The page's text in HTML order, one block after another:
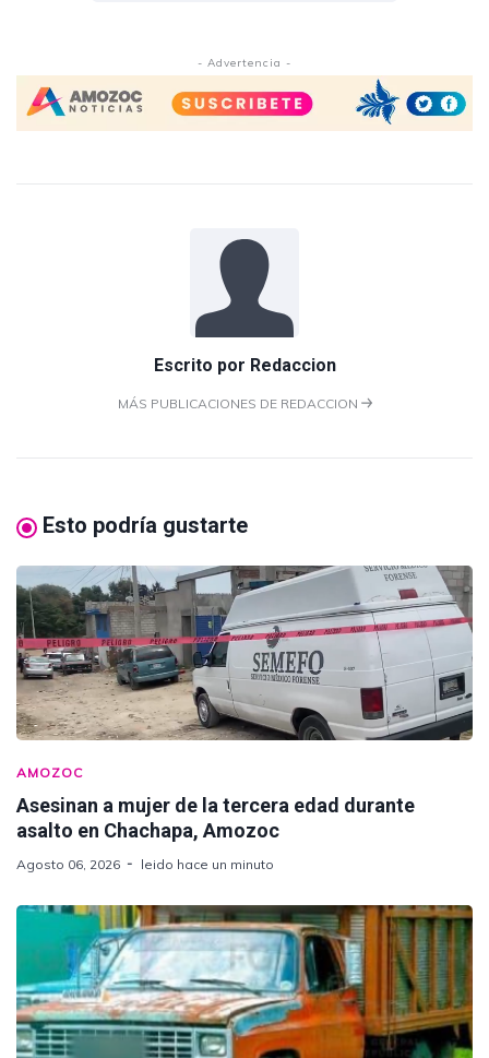
- Advertencia -
Escrito por Redaccion
MÁS PUBLICACIONES DE REDACCION
Esto podría gustarte
AMOZOC
Asesinan a mujer de la tercera edad durante
asalto en Chachapa, Amozoc
Agosto 06, 2026 leido hace un minuto